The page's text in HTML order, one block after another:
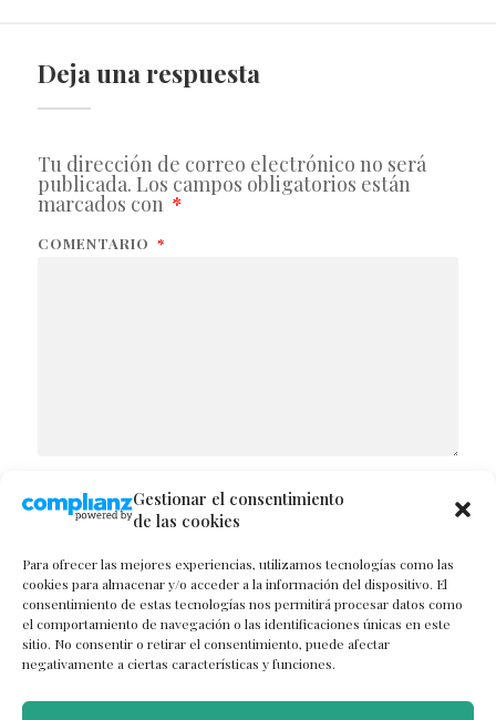
Gestionar el consentimiento
de las cookies
Para ofrecer las mejores experiencias, utilizamos tecnologías como las
cookies para almacenar y/o acceder a la información del dispositivo. El
consentimiento de estas tecnologías nos permitirá procesar datos como
el comportamiento de navegación o las identificaciones únicas en este
sitio. No consentir o retirar el consentimiento, puede afectar
negativamente a ciertas características y funciones.
Deja una respuesta
Tu dirección de correo electrónico no será
publicada. Los campos obligatorios están
marcados con *
COMENTARIO *
NOMBRE
CORREO ELECTRÓNICO